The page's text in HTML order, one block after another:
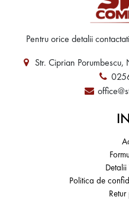
Pentru orice detalii
Str. Ciprian
Detalii
Politica de